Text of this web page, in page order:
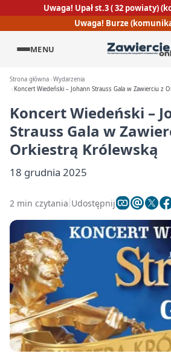
Uwaga! Upał st.3 ( 32 powiaty)
Uwaga! Burze
MENU
Strona główna Wydarzenia
Koncert Wiedeński – Johann Strauss Gala w Zawierciu z
Koncert Wiedeński –
Strauss Gala w
Orkiestrą Królewską
18 grudnia 2025
2 min czytania Udostępnij